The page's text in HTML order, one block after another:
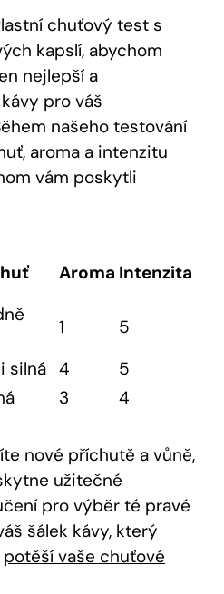
chuťový test s
kapslí, abychom
nejlepší a
pro váš
našeho testování
aroma a intenzitu
vám poskytli
Aroma Intenzita
1
5
silná 4
5
3 4
nové příchutě a vůně,
užitečné
pro výběr té pravé
šálek kávy, který
potěší vaše chuťové